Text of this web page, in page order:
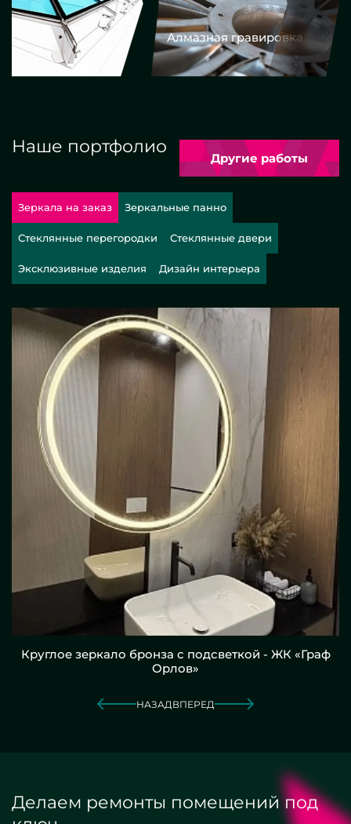
Алмазная гравировка
Наше портфолио
Другие работы
Зеркала на заказ Зеркальные панно
Стеклянные перегородки Стеклянные двери
Эксклюзивные изделия Дизайн интерьера
Круглое зеркало бронза с подсветкой - ЖК «Граф
Орлов»
НАЗАД ВПЕРЕД
Делаем ремонты помещений под